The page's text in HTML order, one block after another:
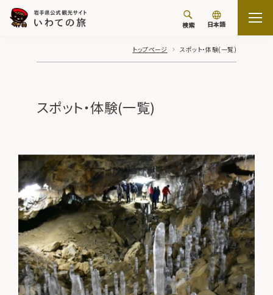
検索 日本語
トップページ スポット・体験(一覧)
スポット・体験(一覧)